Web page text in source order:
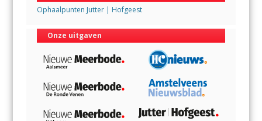
Ophaalpunten Jutter | Hofgeest
Onze uitgaven